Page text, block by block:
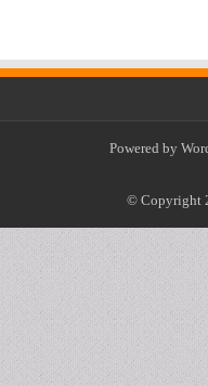
Powered by
© Copyright